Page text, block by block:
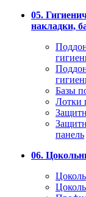
05.
накладки,
Базы
Лотки
панель
06.